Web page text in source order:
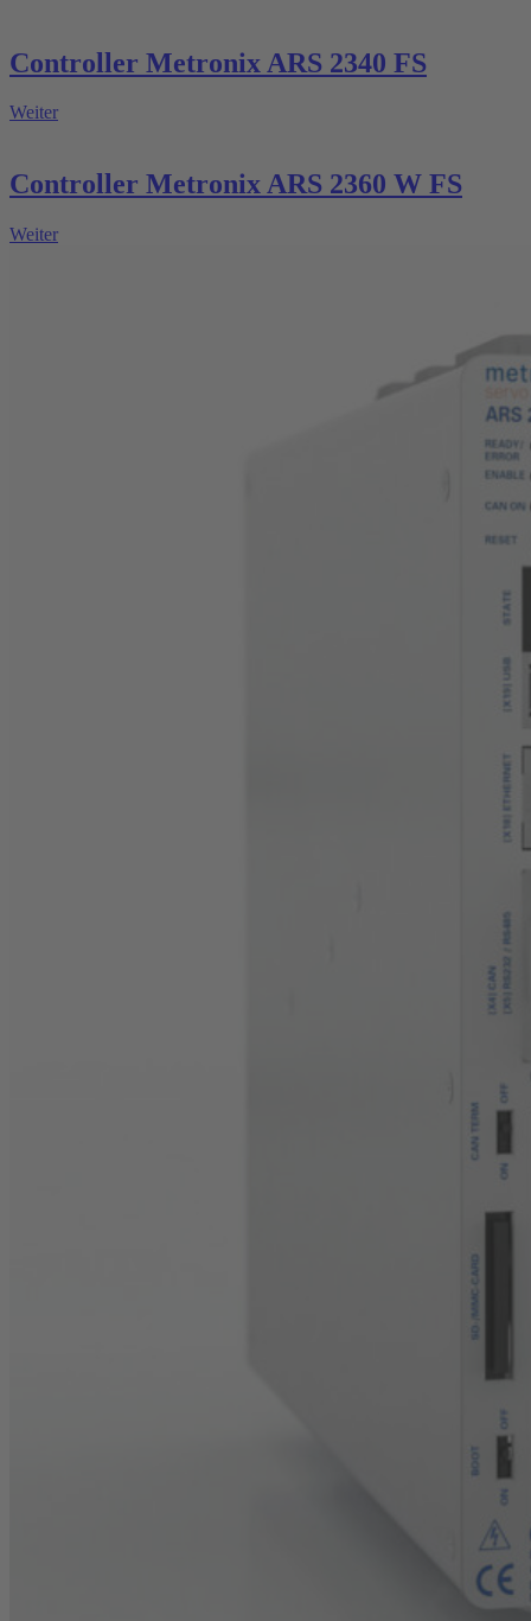
Controller Metronix ARS 2340 FS
Weiter
Controller Metronix ARS 2360 W FS
Weiter